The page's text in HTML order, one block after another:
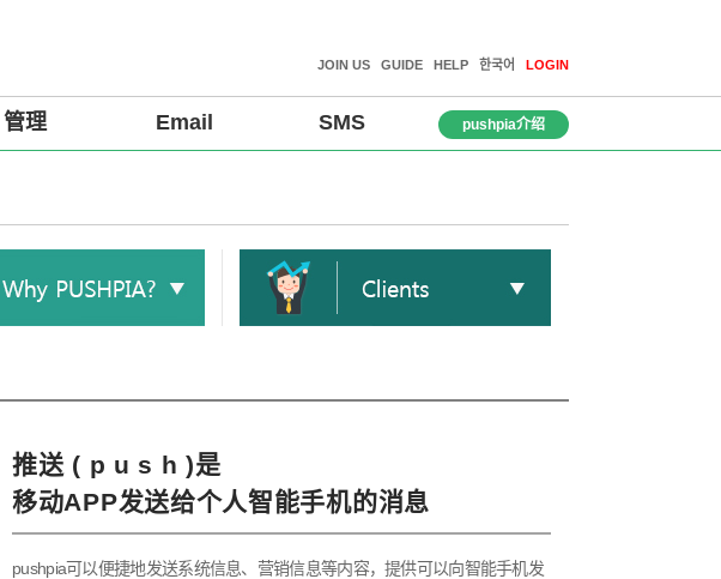
JOIN US GUIDE HELP 한국어 LOGIN
管理 Email SMS pushpia介绍
推送 ( p u s h )是
移动APP发送给个人智能手机的消息
pushpia可以便捷地发送系统信息、营销信息等内容，提供可以向智能手机发